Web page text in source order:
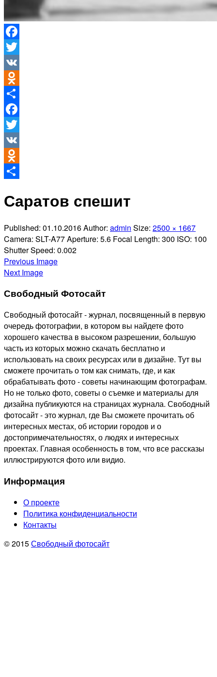
Facebook
Twitter
VK
Odnoklassniki
Отправить
Facebook
Twitter
VK
Odnoklassniki
Саратов спешит
Published: 01.10.2016Author: admin Size: 2500 × 1667
Camera: SLT-A77Aperture: 5.6 Focal Length: 300 ISO: 100
Shutter Speed: 0.002
Previous Image
Next Image
Свободный Фотосайт
Свободный фотосайт - журнал, посвященный в первую
очередь фотографии, в котором вы найдете фото
хорошего качества в высоком разрешении, большую
часть из которых можно скачать бесплатно и
использовать на своих ресурсах или в дизайне. Тут вы
сможете прочитать о том как снимать, где, и как
обрабатывать фото - советы начинающим фотографам.
Но не только фото, советы о съемке и материалы для
дизайна публикуются на страницах журнала. Свободный
фотосайт - это журнал, где Вы сможете прочитать об
интересных местах, об истории городов и о
достопримечательностях, о людях и интересных
проектах. Главная особенность в том, что все рассказы
иллюстрируются фото или видио.
Информация
О проекте
Политика конфиденциальности
Контакты
© 2015Свободный фотосайт